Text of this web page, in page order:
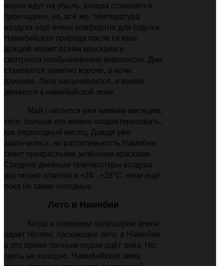
верно идут на убыль, вечера становятся
прохладнее, но, всё же, температура
воздуха ещё очень комфортна для отдыха.
Намибийская природа после сезона
дождей играет всеми красками и
смотрится необыкновенно живописно. Дни
становятся заметно короче, а ночи
длиннее. Лето заканчивается, и время
движется к намибийской зиме.
Май считается уже зимним месяцем,
хотя, больше его можно охарактеризовать,
как переходный месяц. Дожди уже
закончились, но растительность Намибии
сияет прекрасными зелёными красками.
Средние дневные температуры воздуха
достигают отметок в +24 - +28°C, ночи ещё
пока не такие холодные.
Лето в Намибии
Когда в северном полушарии земли
царит тёплое, ласкающее лето, в Намибии
в это время полным ходом идёт зима. Но,
здесь не холодно. Намибийская зима